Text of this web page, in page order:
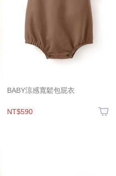
BABY涼感寬鬆包屁衣
NT$590